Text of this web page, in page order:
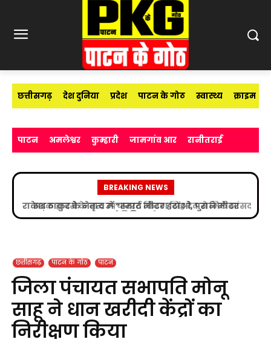
छत्तीसगढ़ देश दुनिया प्रदेश पाटन के गोठ स्वास्थ्य क्राइम
पाटन अमलेश्वर कुम्हारी जामगांव आर रानीतराई
BREAKING NEWS
सड़क हादसे के बाद उपचाररत किरण सिंह देव से मिले सांसद
विजय बघेल
छत्तीसगढ़ पाटन के गोठ पाटन
जिला पंचायत सभापति मोनू
साहू ने धान खरीदी केंद्रों का
निरीक्षण किया